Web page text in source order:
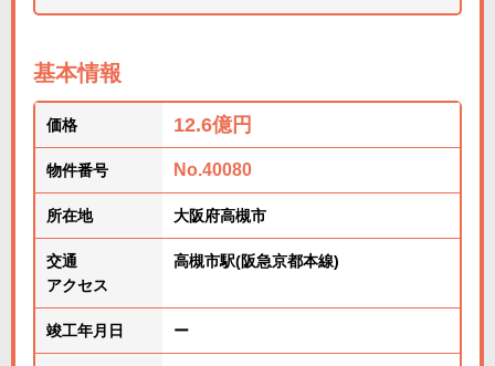
基本情報
価格 12.6億円
物件番号 No.40080
所在地 大阪府高槻市
交通
アクセス
高槻市駅(阪急京都本線)
竣工年月日 ー